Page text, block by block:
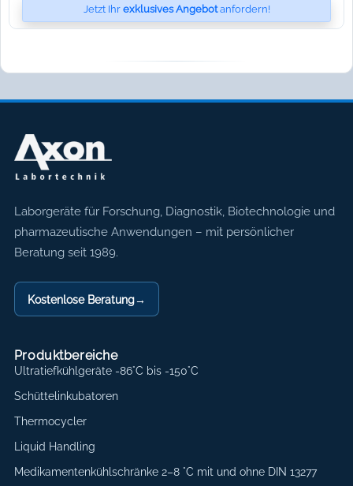
Jetzt Ihr exklusives Angebotanfordern!
Axon Labortechnik
Laborgeräte für Forschung, Diagnostik, Biotechnologie und
pharmazeutische Anwendungen – mit persönlicher
Beratung seit 1989.
Kostenlose Beratung→
Produktbereiche
Ultratiefkühlgeräte -86°C bis -150°C
Schüttelinkubatoren
Thermocycler
Liquid Handling
Medikamentenkühlschränke 2–8 °C mit und ohne DIN 13277